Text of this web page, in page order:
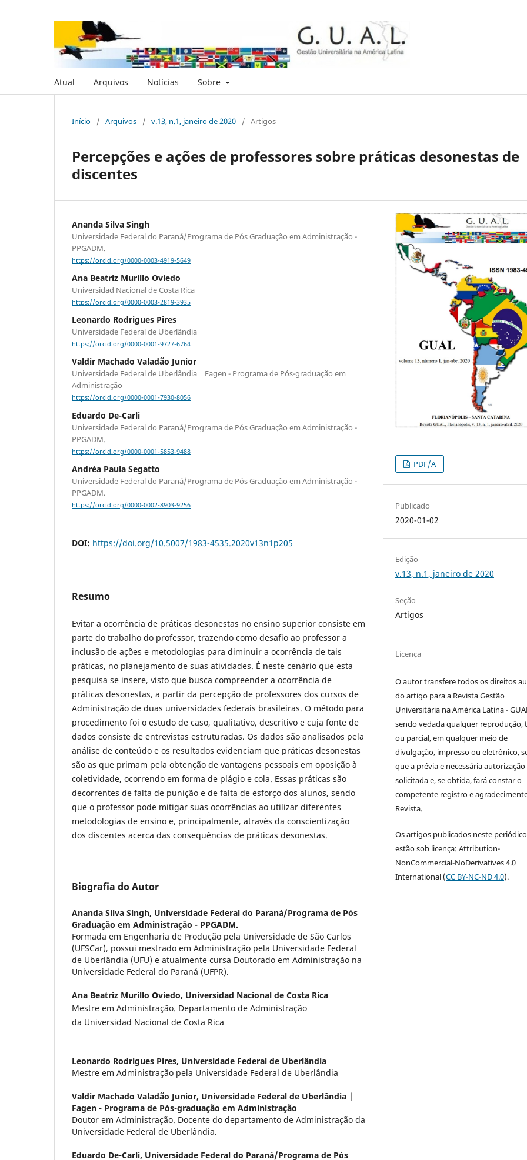
Atual Arquivos Notícias Sobre
Início / Arquivos / v.13, n.1, janeiro de 2020 / Artigos
Percepções e ações de professores sobre práticas desonestas de
discentes
Ananda Silva Singh
Universidade Federal do Paraná/Programa de Pós Graduação em Administração -
PPGADM.
https://orcid.org/0000-0003-4919-5649
Ana Beatriz Murillo Oviedo
Universidad Nacional de Costa Rica
https://orcid.org/0000-0003-2819-3935
Leonardo Rodrigues Pires
Universidade Federal de Uberlândia
https://orcid.org/0000-0001-9727-6764
Valdir Machado Valadão Junior
Universidade Federal de Uberlândia | Fagen - Programa de Pós-graduação em
Administração
https://orcid.org/0000-0001-7930-8056
Eduardo De-Carli
Universidade Federal do Paraná/Programa de Pós Graduação em Administração -
PPGADM.
https://orcid.org/0000-0001-5853-9488
Andréa Paula Segatto
Universidade Federal do Paraná/Programa de Pós Graduação em Administração -
PPGADM.
https://orcid.org/0000-0002-8903-9256
DOI: https://doi.org/10.5007/1983-4535.2020v13n1p205
Resumo
Evitar a ocorrência de práticas desonestas no ensino superior consiste em
parte do trabalho do professor, trazendo como desafio ao professor a
inclusão de ações e metodologias para diminuir a ocorrência de tais
práticas, no planejamento de suas atividades. É neste cenário que esta
pesquisa se insere, visto que busca compreender a ocorrência de
práticas desonestas, a partir da percepção de professores dos cursos de
Administração de duas universidades federais brasileiras. O método para
procedimento foi o estudo de caso, qualitativo, descritivo e cuja fonte de
dados consiste de entrevistas estruturadas. Os dados são analisados pela
análise de conteúdo e os resultados evidenciam que práticas desonestas
são as que primam pela obtenção de vantagens pessoais em oposição à
coletividade, ocorrendo em forma de plágio e cola. Essas práticas são
decorrentes de falta de punição e de falta de esforço dos alunos, sendo
que o professor pode mitigar suas ocorrências ao utilizar diferentes
metodologias de ensino e, principalmente, através da conscientização
dos discentes acerca das consequências de práticas desonestas.
Biografia do Autor
Ananda Silva Singh, Universidade Federal do Paraná/Programa de Pós
Graduação em Administração - PPGADM.
Formada em Engenharia de Produção pela Universidade de São Carlos
(UFSCar), possui mestrado em Administração pela Universidade Federal
de Uberlândia (UFU) e atualmente cursa Doutorado em Administração na
Universidade Federal do Paraná (UFPR).
Ana Beatriz Murillo Oviedo, Universidad Nacional de Costa Rica
Mestre em Administração. Departamento de Administração
da Universidad Nacional de Costa Rica
Leonardo Rodrigues Pires, Universidade Federal de Uberlândia
Mestre em Administração pela Universidade Federal de Uberlândia
Valdir Machado Valadão Junior, Universidade Federal de Uberlândia |
Fagen - Programa de Pós-graduação em Administração
Doutor em Administração. Docente do departamento de Administração da
Universidade Federal de Uberlândia.
Eduardo De-Carli, Universidade Federal do Paraná/Programa de Pós
PDF/A
Publicado
2020-01-02
Edição
v.13, n.1, janeiro de 2020
Seção
Artigos
Licença
O autor transfere todos os direitos
do artigo para a Revista Gestão
Universitária na América Latina -
sendo vedada qualquer reprodução,
ou parcial, em qualquer meio de
divulgação, impresso ou eletrônico,
que a prévia e necessária autorização
solicitada e, se obtida, fará constar o
competente registro e
Revista.
Os artigos publicados neste periódico
estão sob licença: Attribution-
NonCommercial-NoDerivatives 4.0
International (CC BY-NC-ND 4.0).